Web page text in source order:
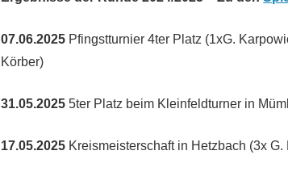
07.06.2025 Pfingstturnier 4ter Platz (1xG.
Körber)
31.05.2025 5ter Platz beim Kleinfeldturner in
17.05.2025 Kreismeisterschaft in Hetzbach (3x